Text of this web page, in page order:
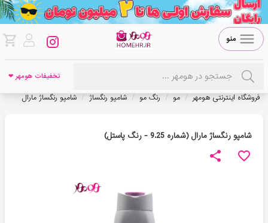
منو
تخفیفات هومهر ❤
فروشگاه اینترنتی هومهر / مو / رنگ مو / شامپو رنگساژ / شامپو رنگساژ مارال
شامپو رنگساژ مارال (شماره 9.25 - رنگ پاستل)